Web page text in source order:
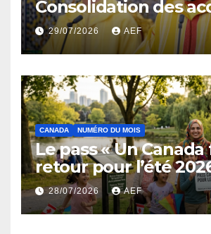
Consolidation des
résilience
affirmation d’une
souveraineté
décomplexée
29/07/2026 AEF
CANADA NUMÉRO DU MOIS
Le pass « Un
retour pour l’été
coup de pouce au
portefeuille et au
28/07/2026 AEF